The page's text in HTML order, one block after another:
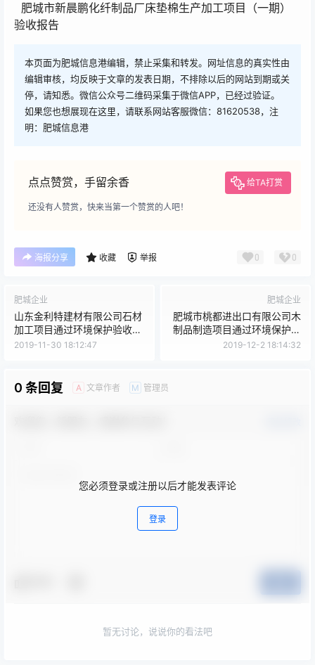
肥城市新晨鹏化纤制品厂床垫棉生产加工项目（一期）
验收报告
本页面为肥城信息港编辑，禁止采集和转发。网址信息的真实性由
编辑审核，均反映于文章的发表日期，不排除以后的网站到期或关
停，请知悉。微信公众号二维码采集于微信APP，已经过验证。
如果您也想展现在这里，请联系网站客服微信：81620538，注
明：肥城信息港
点点赞赏，手留余香 给TA打赏
还没有人赞赏，快来当第一个赞赏的人吧！
海报分享 收藏 举报 0 0
肥城企业
山东金利特建材有限公司石材
加工项目通过环境保护验收工
作的公示
2019-11-30 18:12:47
肥城企业
肥城市桃都进出口有限公司木
制品制造项目通过环境保护验
收工作的公示
2019-12-2 18:14:32
0 条回复 A 文章作者 M 管理员
您必须登录或注册以后才能发表评论
登录
暂无讨论，说说你的看法吧